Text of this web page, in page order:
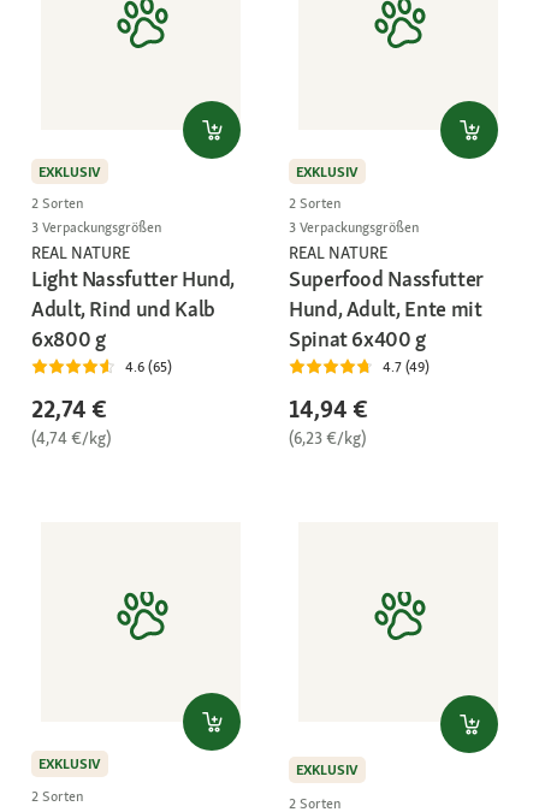
EXKLUSIV
2 Sorten
3 Verpackungsgrößen
REAL NATURE
Light Nassfutter Hund,
Adult, Rind und Kalb
6x800 g
4.6 (65)
22,74 €
(4,74 €/kg)
EXKLUSIV
2 Sorten
3 Verpackungsgrößen
REAL NATURE
Superfood Nassfutter
Hund, Adult, Ente mit
Spinat 6x400 g
4.7 (49)
14,94 €
(6,23 €/kg)
EXKLUSIV
2 Sorten
EXKLUSIV
2 Sorten